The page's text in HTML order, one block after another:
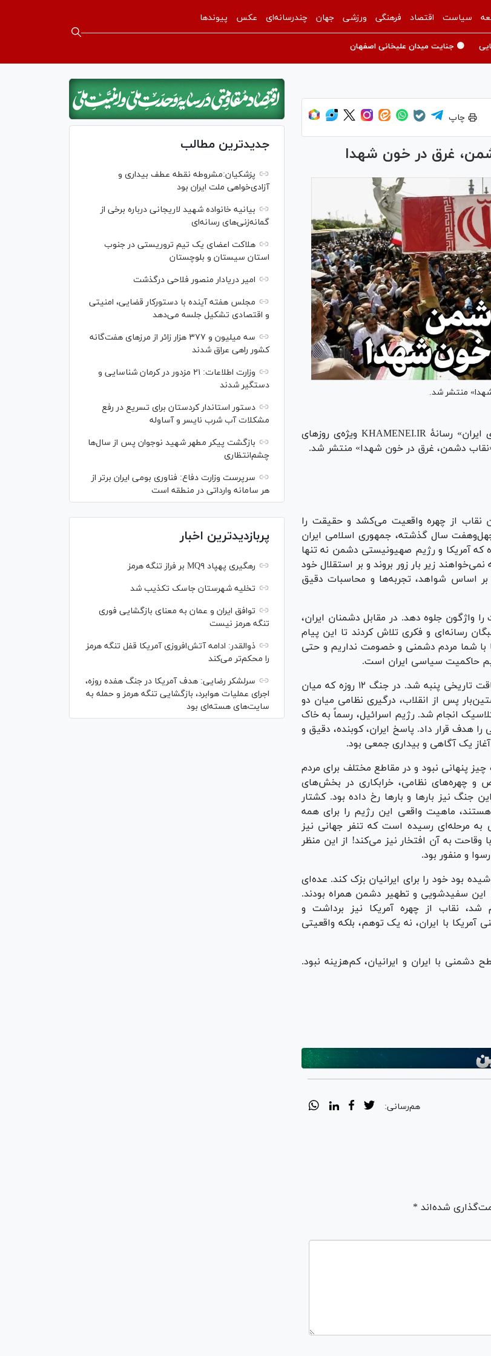
سیاست اقتصاد فرهنگی ورزشی جهان چندرسانه‌ای عکس پیوندها
🟡 جنایت میدان علیخانی اصفهان
چاپ
سی‌ و دومین شماره روزنامه اینترنتی «صدای ایران» رسانۀ KHAMENEI.IR ویژه‌ی روزهای
«نقاب دشمن، غرق در خون شهدا» منتشر شد.
نقاب از چهره واقعیت می‌کشد و حقیقت را
سال گذشته، جمهوری اسلامی ایران
که آمریکا و رژیم صهیونیستی دشمن نه تنها
زیر بار زور بروند و بر استقلال خود
بر اساس شواهد، تجربه‌ها و محاسبات دقیق
واژگون جلوه دهد. در مقابل دشمنان ایران،
رسانه‌ای و فکری تلاش کردند تا این پیام
ما با شما مردم دشمنی و خصومت نداریم و حتی
حاکمیت سیاسی ایران است.
آنچه سال‌ها با فریب و نیرنگ، موذیانه رشته بودند، با یک حماقت تاریخی پنبه شد. در جنگ ۱۲ روزه‌ که میان
پس از انقلاب، درگیری نظامی میان دو
انجام شد. رژیم اسرائیل، رسماً به خاک
هدف قرار داد. پاسخ ایران، کوبنده، دقیق و
آغاز یک آگاهی و بیداری جمعی بود.
پنهانی نبود و در مقاطع مختلف برای مردم
و چهره‌های نظامی، خرابکاری در بخش‌های
جنگ نیز بارها و بارها رخ داده بود. کشتار
هستند، ماهیت واقعی این رژیم را برای همه
مرحله‌ای رسیده است که تنفر جهانی نیز
به آن افتخار نیز می‌کند! از این منظر
و منفور بود.
بود خود را برای ایرانیان بزک کند. عده‌ای
این سفیدشویی و تطهیر دشمن همراه بودند.
شد، نقاب از چهره آمریکا نیز برداشت و
با ایران، نه یک توهم، بلکه واقعیتی
با ایران و ایرانیان، کم‌هزینه نبود.
هم‌رسانی:
شده‌اند *
جدیدترین مطالب
پزشکیان:مشروطه نقطه عطف بیداری و
آزادی‌خواهی ملت ایران بود
بیانیه خانواده شهید لاریجانی درباره برخی از
گمانه‌زنی‌های رسانه‌ای
هلاکت اعضای یک تیم تروریستی در جنوب
استان سیستان و بلوچستان
امیر دریادار منصور فلاحی درگذشت
مجلس هفته آینده با دستورکار قضایی، امنیتی
و اقتصادی تشکیل جلسه می‌دهد
سه میلیون و ۳۷۷ هزار زائر از مرز‌های هفت‌گانه
کشور راهی عراق شدند
وزارت اطلاعات: ۲۱ مزدور در کرمان شناسایی و
دستگیر شدند
دستور استاندار کردستان برای تسریع در رفع
مشکلات آب شرب نایسر و آساوله
بازگشت پیکر مطهر شهید نوجوان پس از سال‌ها
چشم‌انتظاری
سرپرست وزارت دفاع: فناوری بومی ایران برتر از
هر سامانه وارداتی در منطقه است
پربازدیدترین اخبار
رهگیری پهپاد MQ۹ بر فراز تنگه هرمز
تخلیه شهرستان جاسک تکذیب شد
توافق ایران و عمان به معنای بازگشایی فوری
تنگه هرمز نیست
ذوالقدر: ادامه آتش‌افروزی آمریکا قفل تنگه هرمز
را محکم‌تر می‌کند
سرلشکر رضایی: هدف آمریکا در جنگ هفده روزه،
اجرای عملیات هوابرد، بازگشایی تنگه هرمز و حمله به
سایت‌های هسته‌ای بود